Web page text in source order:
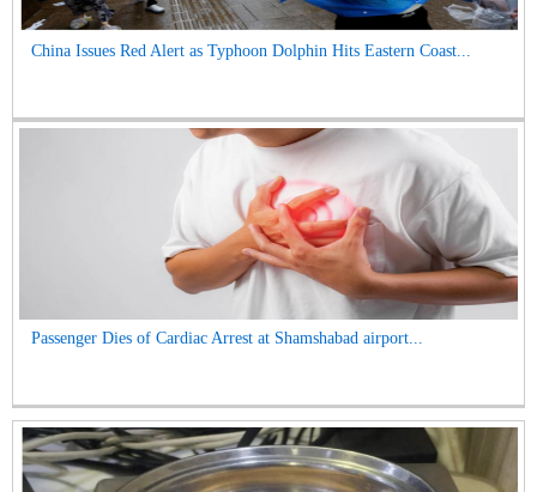
China Issues Red Alert as Typhoon Dolphin Hits Eastern Coast...
Passenger Dies of Cardiac Arrest at Shamshabad airport...